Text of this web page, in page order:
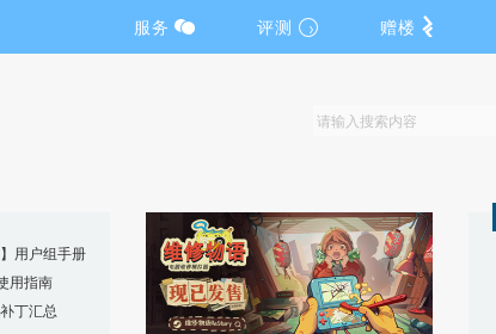
服务 评测 赠楼
用户组手册
用指南
丁汇总